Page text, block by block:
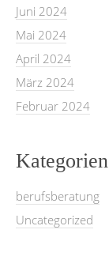
Juni 2024
Mai 2024
April 2024
März 2024
Februar 2024
Kategorien
berufsberatung
Uncategorized